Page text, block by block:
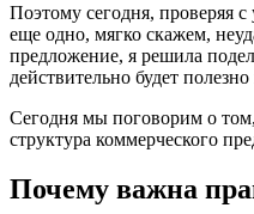
Поэтому сегодня, проверяя
еще одно, мягко скажем,
предложение, я решила
действительно будет
Сегодня мы поговорим о
структура коммерческого
Почему важна